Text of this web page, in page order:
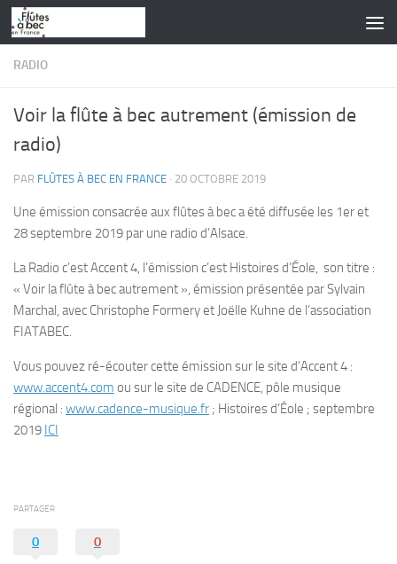
Skip to content
RADIO
Voir la flûte à bec autrement (émission de
radio)
PAR FLÛTES À BEC EN FRANCE · 20 OCTOBRE 2019
Une émission consacrée aux flûtes à bec a été diffusée les 1er et
28 septembre 2019 par une radio d’Alsace.
La Radio c’estAccent 4, l’émission c’est Histoires d’Éole, son titre :
« Voir la flûte à bec autrement », émission présentée par Sylvain
Marchal, avec Christophe Formery et Joëlle Kuhne de l’association
FIATABEC.
Vous pouvez ré-écouter cette émission sur le site d’Accent 4 :
www.accent4.com ou sur le site de CADENCE, pôle musique
régional : www.cadence-musique.fr ; Histoires d’Éole ; septembre
2019 ICI
PARTAGER
0 0